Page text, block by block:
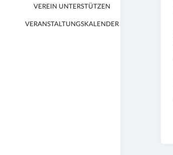
VEREIN UNTERSTÜTZEN
VERANSTALTUNGSKALENDER